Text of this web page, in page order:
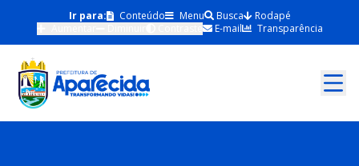
Ir para: Conteúdo Menu Busca
Rodapé
E-mail Transparência